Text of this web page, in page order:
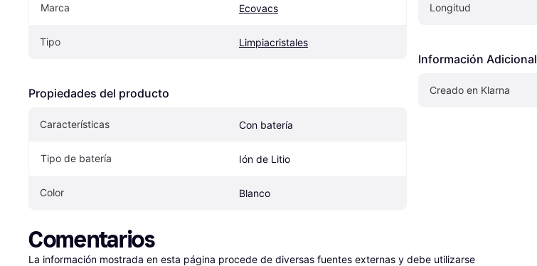
Marca Ecovacs
Tipo Limpiacristales
Propiedades del producto
Características Con batería
Tipo de batería Ión de Litio
Color Blanco
Longitud
Información Adicional
Creado en Klarna
Comentarios
La información mostrada en esta página procede de diversas fuentes externas y debe utilizarse